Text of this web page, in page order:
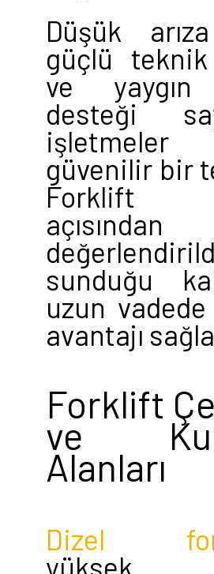
Düşük
güçlü teknik
ve
desteği
güvenilir bir
Forklift
açısından
sunduğu
uzun
avantajı
Forklift
ve
Alanları
Dizel
yüksek